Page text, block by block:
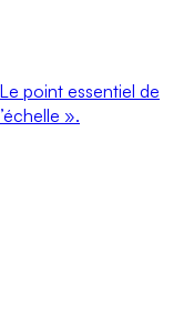
point essentiel de
».